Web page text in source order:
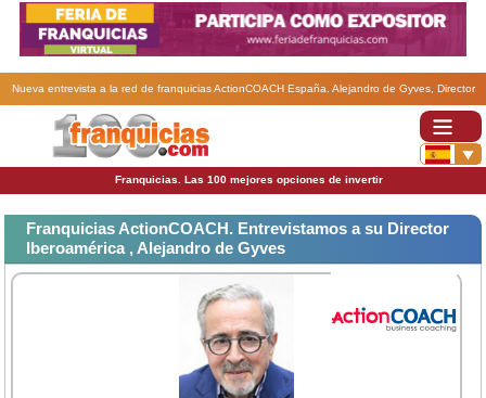
Nueva entrevista a la red de franquicias ActionCOACH España. Alejandro de Gyves, Director
Iberoamérica de la franquicia ActionCOACH
Franquicias. Las 100 mejores opciones de invertir
Franquicias ActionCOACH. Entrevistamos a su Director
Iberoamérica , Alejandro de Gyves